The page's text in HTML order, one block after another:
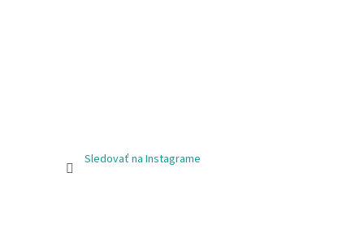
Sledovať na Instagrame